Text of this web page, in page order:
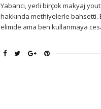
Yabancı, yerli birçok makyaj
hakkında methiyelerle bahsetti.
elimde ama ben kullanmaya